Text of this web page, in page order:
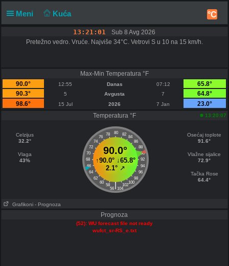
Meni Kuća °C
13:21:01
Sub 8 Avg 2026
Pretežno vedro. Vruće. Najviše 34°C. Vetrovi S u 10 na 15 km/h.
Max-Min Temperatura °F
90.0°
12:55 Danas 07:12
65.8°
90.3°
5 Avgusta 7
64.8°
98.6°
15 Jul 2026 7 Jan
23.0°
Temperatura °F
13:20:07
Celzijus
32.2°
Vlaga
43%
80
78 82
76
84
74
86
72
88
70
90
68
92
66
94
64
96
62
98
60
100
58 102
|
56 104
90.0°
↑90.0°↓65.8°
2.1°↗
Osećaj toplote
91.6°
Vlažne sijalice
72.9°
Tačka Rose
64.4°
Grafikoni - Prognoza
Prognoza
(52): WU forecast file not ready
wufct_sr-RS_e.txt
Obaveštenje Subotu 13:20
33.1°C